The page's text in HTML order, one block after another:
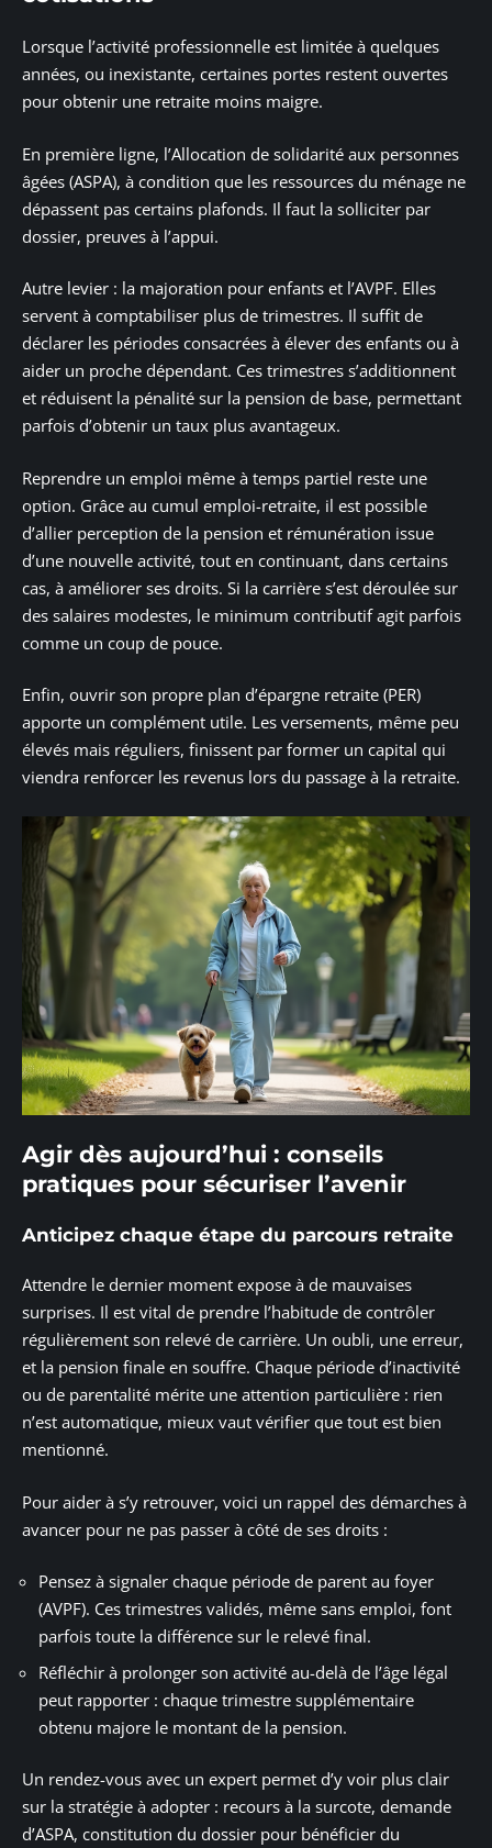
Lorsque l’activité professionnelle est limitée à quelques
années, ou inexistante, certaines portes restent ouvertes
pour obtenir une retraite moins maigre.
En première ligne, l’Allocation de solidarité aux personnes
âgées (ASPA), à condition que les ressources du ménage ne
dépassent pas certains plafonds. Il faut la solliciter par
dossier, preuves à l’appui.
Autre levier : la majoration pour enfants et l’AVPF. Elles
servent à comptabiliser plus de trimestres. Il suffit de
déclarer les périodes consacrées à élever des enfants ou à
aider un proche dépendant. Ces trimestres s’additionnent
et réduisent la pénalité sur la pension de base, permettant
parfois d’obtenir un taux plus avantageux.
Reprendre un emploi même à temps partiel reste une
option. Grâce au cumul emploi-retraite, il est possible
d’allier perception de la pension et rémunération issue
d’une nouvelle activité, tout en continuant, dans certains
cas, à améliorer ses droits. Si la carrière s’est déroulée sur
des salaires modestes, le minimum contributif agit parfois
comme un coup de pouce.
Enfin, ouvrir son propre plan d’épargne retraite (PER)
apporte un complément utile. Les versements, même peu
élevés mais réguliers, finissent par former un capital qui
viendra renforcer les revenus lors du passage à la retraite.
Agir dès aujourd’hui : conseils
pratiques pour sécuriser l’avenir
Anticipez chaque étape du parcours retraite
Attendre le dernier moment expose à de mauvaises
surprises. Il est vital de prendre l’habitude de contrôler
régulièrement son relevé de carrière. Un oubli, une erreur,
et la pension finale en souffre. Chaque période d’inactivité
ou de parentalité mérite une attention particulière : rien
n’est automatique, mieux vaut vérifier que tout est bien
mentionné.
Pour aider à s’y retrouver, voici un rappel des démarches à
avancer pour ne pas passer à côté de ses droits :
Pensez à signaler chaque période de parent au foyer
(AVPF). Ces trimestres validés, même sans emploi, font
parfois toute la différence sur le relevé final.
Réfléchir à prolonger son activité au-delà de l’âge légal
peut rapporter : chaque trimestre supplémentaire
obtenu majore le montant de la pension.
Un rendez-vous avec un expert permet d’y voir plus clair
sur la stratégie à adopter : recours à la surcote, demande
d’ASPA, constitution du dossier pour bénéficier du